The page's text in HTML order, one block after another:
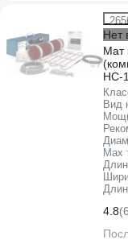
Нет
Мат
НС-
Вид
Max
4.8